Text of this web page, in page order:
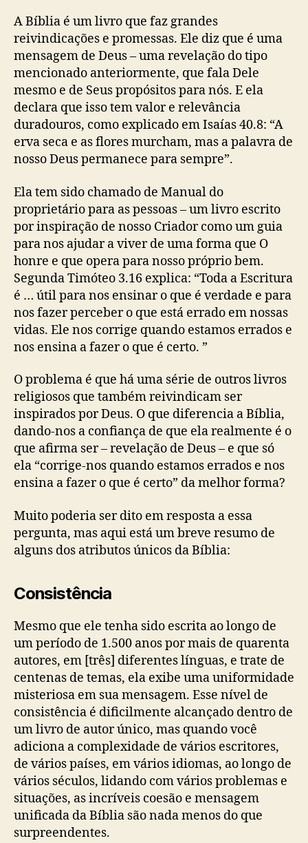
A Bíblia é um livro que faz grandes
reivindicações e promessas. Ele diz que é uma
mensagem de Deus – uma revelação do tipo
mencionado anteriormente, que fala Dele
mesmo e de Seus propósitos para nós. E ela
declara que isso tem valor e relevância
duradouros, como explicado em Isaías 40.8: “A
erva seca e as flores murcham, mas a palavra de
nosso Deus permanece para sempre”.
Ela tem sido chamado de Manual do
proprietário para as pessoas – um livro escrito
por inspiração de nosso Criador como um guia
para nos ajudar a viver de uma forma que O
honre e que opera para nosso próprio bem.
Segunda Timóteo 3.16 explica: “Toda a Escritura
é … útil para nos ensinar o que é verdade e para
nos fazer perceber o que está errado em nossas
vidas. Ele nos corrige quando estamos errados e
nos ensina a fazer o que é certo. ”
O problema é que há uma série de outros livros
religiosos que também reivindicam ser
inspirados por Deus. O que diferencia a Bíblia,
dando-nos a confiança de que ela realmente é o
que afirma ser – revelação de Deus – e que só
ela “corrige-nos quando estamos errados e nos
ensina a fazer o que é certo” da melhor forma?
Muito poderia ser dito em resposta a essa
pergunta, mas aqui está um breve resumo de
alguns dos atributos únicos da Bíblia:
Consistência
Mesmo que ele tenha sido escrita ao longo de
um período de 1.500 anos por mais de quarenta
autores, em [três] diferentes línguas, e trate de
centenas de temas, ela exibe uma uniformidade
misteriosa em sua mensagem. Esse nível de
consistência é dificilmente alcançado dentro de
um livro de autor único, mas quando você
adiciona a complexidade de vários escritores,
de vários países, em vários idiomas, ao longo de
vários séculos, lidando com vários problemas e
situações, as incríveis coesão e mensagem
unificada da Bíblia são nada menos do que
surpreendentes.